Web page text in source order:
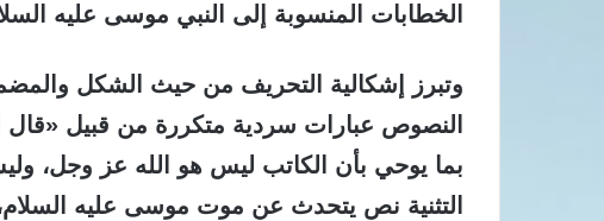
الخطابات المنسوبة إلى النبي موسى عليه
وتبرز إشكالية التحريف من حيث الشكل
النصوص عبارات سردية متكررة من قبيل
بما يوحي بأن الكاتب ليس هو الله عز وجل،
التثنية نص يتحدث عن موت موسى عليه